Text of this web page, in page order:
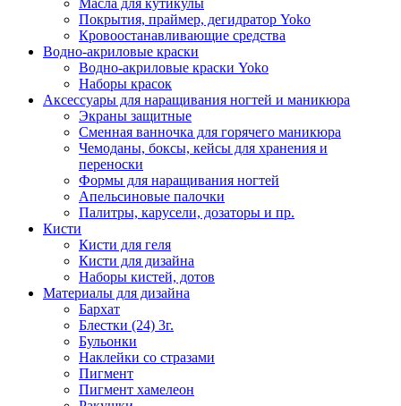
Масла для кутикулы
Покрытия, праймер, дегидратор Yoko
Кровоостанавливающие средства
Водно-акриловые краски
Водно-акриловые краски Yoko
Наборы красок
Аксессуары для наращивания ногтей и маникюра
Экраны защитные
Сменная ванночка для горячего маникюра
Чемоданы, боксы, кейсы для хранения и
переноски
Формы для наращивания ногтей
Апельсиновые палочки
Палитры, карусели, дозаторы и пр.
Кисти
Кисти для геля
Кисти для дизайна
Наборы кистей, дотов
Материалы для дизайна
Бархат
Блестки (24) 3г.
Бульонки
Наклейки со стразами
Пигмент
Пигмент хамелеон